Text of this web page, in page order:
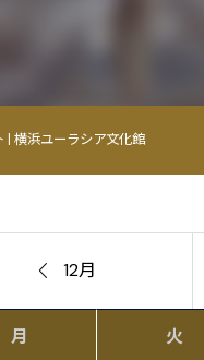
| 横浜ユーラシア文化館
 12月
月 火